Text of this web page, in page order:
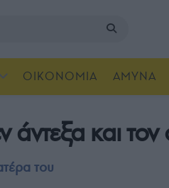
ΟΙΚΟΝΟΜΙΑ ΑΜΥΝΑ
και
του